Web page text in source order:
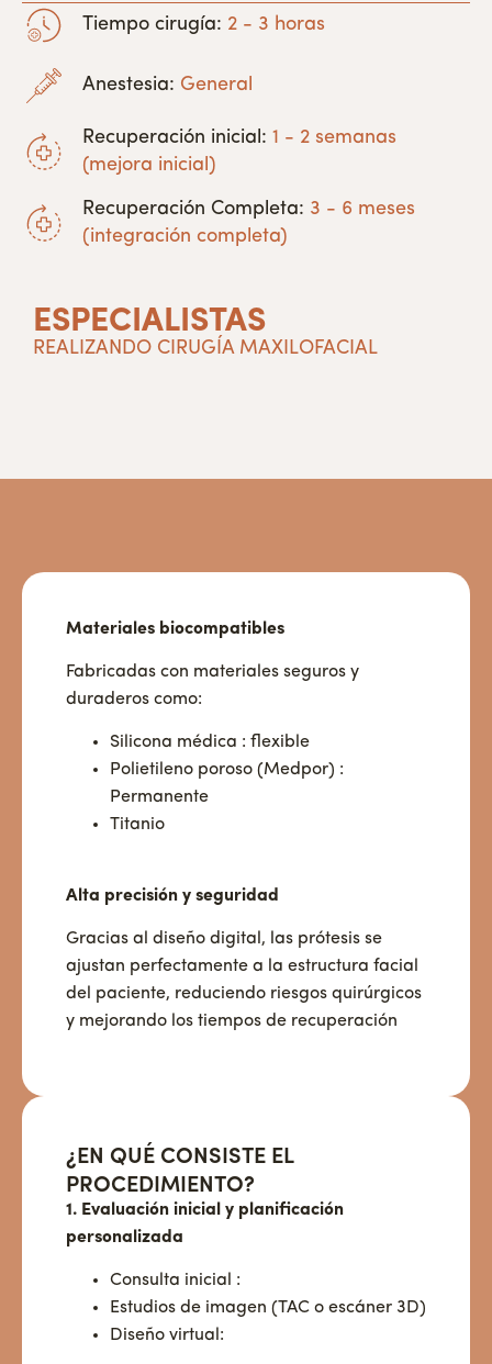
Tiempo cirugía: 2 - 3 horas
Anestesia: General
Recuperación inicial: 1 - 2 semanas
(mejora inicial)
Recuperación Completa: 3 - 6 meses
(integración completa)
ESPECIALISTAS
REALIZANDO CIRUGÍA MAXILOFACIAL
Materiales biocompatibles
Fabricadas con materiales seguros y
duraderos como:
Silicona médica : flexible
Polietileno poroso (Medpor) :
Permanente
Titanio
Alta precisión y seguridad
Gracias al diseño digital, las prótesis se
ajustan perfectamente a la estructura facial
del paciente, reduciendo riesgos quirúrgicos
y mejorando los tiempos de recuperación
¿EN QUÉ CONSISTE EL
PROCEDIMIENTO?
1. Evaluación inicial y planificación
personalizada
Consulta inicial :
Estudios de imagen (TAC o escáner 3D)
Diseño virtual: